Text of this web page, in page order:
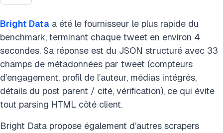
Bright Data a été le fournisseur le plus rapide du
benchmark, terminant chaque tweet en environ 4
secondes. Sa réponse est du JSON structuré avec 33
champs de métadonnées par tweet (compteurs
d’engagement, profil de l’auteur, médias intégrés,
détails du post parent / cité, vérification), ce qui évite
tout parsing HTML côté client.
Bright Data propose également d’autres scrapers